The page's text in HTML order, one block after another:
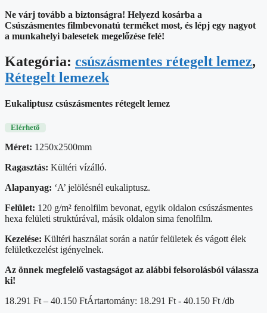
Ne várj tovább a biztonságra! Helyezd kosárba a
Csúszásmentes filmbevonatú terméket most, és lépj egy nagyot
a munkahelyi balesetek megelőzése felé!
Kategória: csúszásmentes rétegelt lemez,
Rétegelt lemezek
Eukaliptusz csúszásmentes rétegelt lemez
Elérhető
Méret: 1250x2500mm
Ragasztás: Kültéri vízálló.
Alapanyag: ‘A’ jelölésnél eukaliptusz.
Felület: 120 g/m² fenolfilm bevonat, egyik oldalon csúszásmentes
hexa felületi struktúrával, másik oldalon sima fenolfilm.
Kezelése: Kültéri használat során a natúr felületek és vágott élek
felületkezelést igényelnek.
Az önnek megfelelő vastagságot az alábbi felsorolásból válassza
ki!
18.291 Ft – 40.150 FtÁrtartomány: 18.291 Ft - 40.150 Ft /db